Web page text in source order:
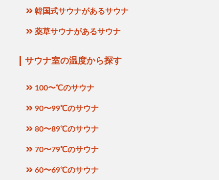
韓国式サウナがあるサウナ
薬草サウナがあるサウナ
サウナ室の温度から探す
100〜℃のサウナ
90〜99℃のサウナ
80〜89℃のサウナ
70〜79℃のサウナ
60〜69℃のサウナ